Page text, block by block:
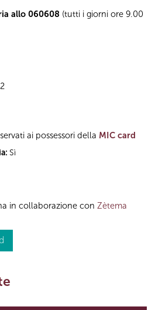
allo 060608 (tutti i giorni ore 9.00
ai possessori della MIC card
Sì
in collaborazione con Zètema